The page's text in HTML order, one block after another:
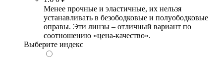
Менее прочные и эластичные, их нельзя
устанавливать в безободковые и полуободковые
оправы. Эти линзы – отличный вариант по
соотношению «цена-качество».
Выберите индекс